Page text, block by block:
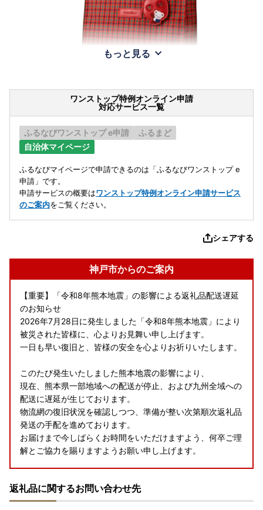
もっと見る
ワンストップ特例オンライン申請
対応サービス一覧
ふるなびワンストップ e申請
ふるまど
自治体マイページ
ふるなびマイページで申請できるのは「ふるなびワンストップ e
申請」です。
申請サービスの概要はワンストップ特例オンライン申請サービス
のご案内をご覧ください。
シェアする
神戸市からのご案内
【重要】「令和8年熊本地震」の影響による返礼品配送遅延
のお知らせ
2026年7月28日に発生しました「令和8年熊本地震」により
被災された皆様に、心よりお見舞い申し上げます。
一日も早い復旧と、皆様の安全を心よりお祈りいたします。
このたび発生いたしました熊本地震の影響により、
現在、熊本県一部地域への配送が停止、および九州全域への
配送に遅延が生じております。
物流網の復旧状況を確認しつつ、準備が整い次第順次返礼品
発送の手配を進めております。
お届けまで今しばらくお時間をいただけますよう、何卒ご理
解とご協力を賜りますようお願い申し上げます。
【神戸市にふるさと納税をされる皆様へ】
2026 年 10 月の制度改正（募集費用の適正化および地場産
返礼品に関するお問い合わせ先